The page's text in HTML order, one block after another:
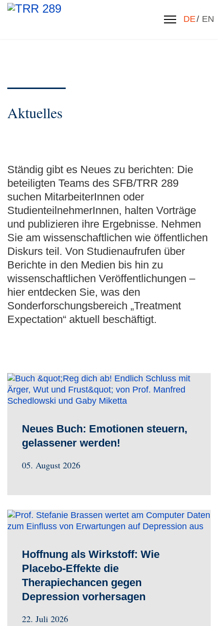
DE EN
Aktuelles
Ständig gibt es Neues zu berichten: Die
beteiligten Teams des SFB/TRR 289
suchen MitarbeiterInnen oder
StudienteilnehmerInnen, halten Vorträge
und publizieren ihre Ergebnisse. Nehmen
Sie am wissenschaftlichen wie öffentlichen
Diskurs teil. Von Studienaufrufen über
Berichte in den Medien bis hin zu
wissenschaftlichen Veröffentlichungen –
hier entdecken Sie, was den
Sonderforschungsbereich „Treatment
Expectation“ aktuell beschäftigt.
Neues Buch: Emotionen steuern,
gelassener werden!
05. August 2026
Hoffnung als Wirkstoff: Wie
Placebo-Effekte die
Therapiechancen gegen
Depression vorhersagen
22. Juli 2026